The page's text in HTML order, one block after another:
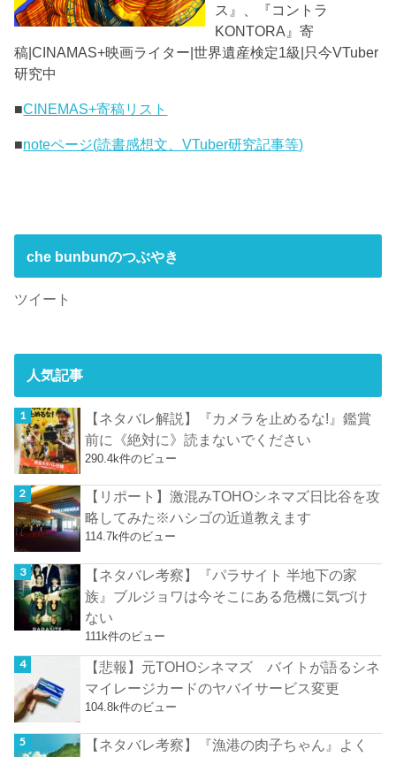
ス』、『コントラ
KONTORA』寄
稿|CINAMAS+映画ライター|世界遺産検定1級|只今VTuber
研究中
■CINEMAS+寄稿リスト
■noteページ(読書感想文、VTuber研究記事等)
che bunbunのつぶやき
ツイート
人気記事
【ネタバレ解説】『カメラを止めるな!』鑑賞
前に《絶対に》読まないでください
290.4k件のビュー
【リポート】激混みTOHOシネマズ日比谷を攻
略してみた※ハシゴの近道教えます
114.7k件のビュー
【ネタバレ考察】『パラサイト 半地下の家
族』ブルジョワは今そこにある危機に気づけ
ない
111k件のビュー
【悲報】元TOHOシネマズ バイトが語るシネ
マイレージカードのヤバイサービス変更
104.8k件のビュー
【ネタバレ考察】『漁港の肉子ちゃん』よく